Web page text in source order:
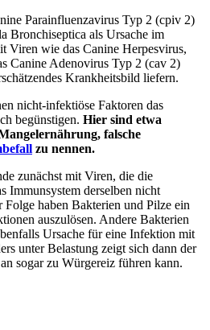
Parainfluenzavirus Typ 2 (cpiv 2)
Bronchiseptica als Ursache im
Viren wie das Canine Herpesvirus,
Canine Adenovirus Typ 2 (cav 2)
Krankheitsbild liefern.
nicht-infektiöse Faktoren das
begünstigen. Hier sind etwa
falsche
zu nennen.
zunächst mit Viren, die die
Immunsystem derselben nicht
haben Bakterien und Pilze ein
auszulösen. Andere Bakterien
Ursache für eine Infektion mit
unter Belastung zeigt sich dann der
sogar zu Würgereiz führen kann.